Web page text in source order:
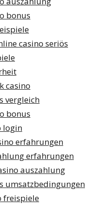
bonus
casino seriös
casino
vergleich
bonus
login
erfahrungen
erfahrungen
auszahlung
umsatzbedingungen
freispiele